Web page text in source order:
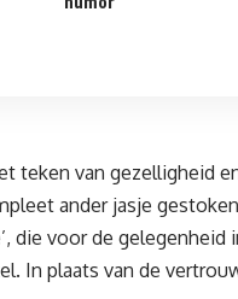
teken van gezelligheid
ander jasje
die voor de gelegenheid
In plaats van de